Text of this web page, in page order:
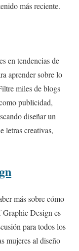
más reciente.
en tendencias de
aprender sobre lo
miles de blogs
publicidad,
diseñar un
letras creativas,
más sobre cómo
Graphic Design es
para todos los
mujeres al diseño